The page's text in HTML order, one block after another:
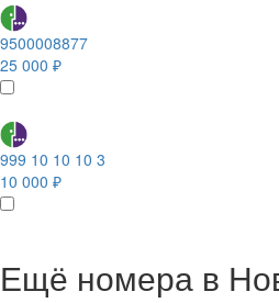
9500008877
25 000 ₽
999 10 10 10 3
10 000 ₽
Ещё номера в